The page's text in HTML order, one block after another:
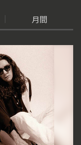
月間